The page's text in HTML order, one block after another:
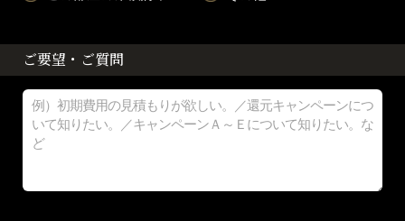
ご要望・ご質問